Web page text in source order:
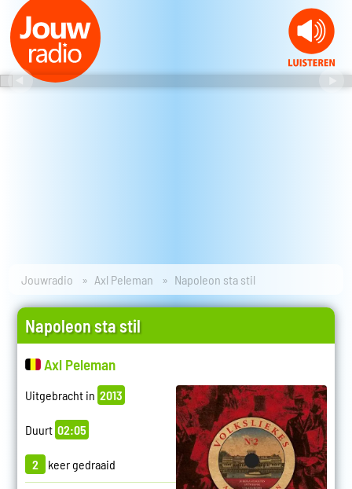
Jouwradio Axl Peleman Napoleon sta stil
Napoleon sta stil
Axl Peleman
Uitgebracht in 2013
Duurt 02:05
2 keer gedraaid